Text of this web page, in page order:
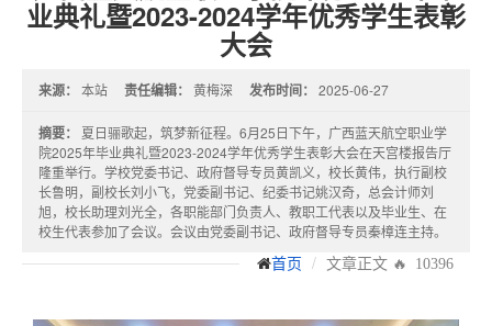
业典礼暨2023-2024学年优秀学生表彰
大会
来源： 本站 责任编辑： 黄梅深 发布时间： 2025-06-27
摘要： 夏日骊歌起，筑梦新征程。6月25日下午，广西蓝天航空职业学
院2025年毕业典礼暨2023-2024学年优秀学生表彰大会在天宫楼报告厅
隆重举行。学校党委书记、政府督导专员黄凯义，校长黄伟，执行副校
长鲁明，副校长刘小飞，党委副书记、纪委书记姚汉奇，总会计师刘
旭，校长助理刘光全，各职能部门负责人、教职工代表以及毕业生、在
校生代表参加了会议。会议由党委副书记、政府督导专员秦樟连主持。
首页 文章正文 🔥 10396